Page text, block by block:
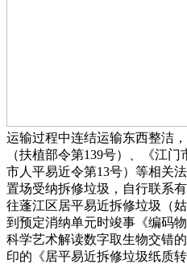
运输过程中连结运输东西整洁
（扶植部令第139号）、《江
市人平易近令第13号）等相关
置场受纳拆修垃圾，自行联系
往蓬江区居平易近拆修垃圾（
到预定消纳单元时竣事《编码
科学艺术解读数字取生物交错
印的《居平易近拆修垃圾纸质